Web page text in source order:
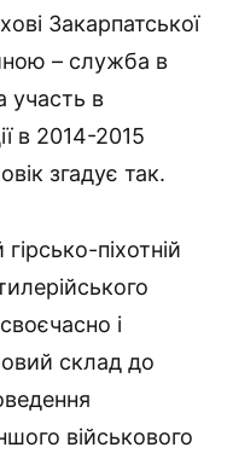
Закарпатської
– служба в
участь в
в 2014-2015
згадує так.
піхотній
і
склад до
військового